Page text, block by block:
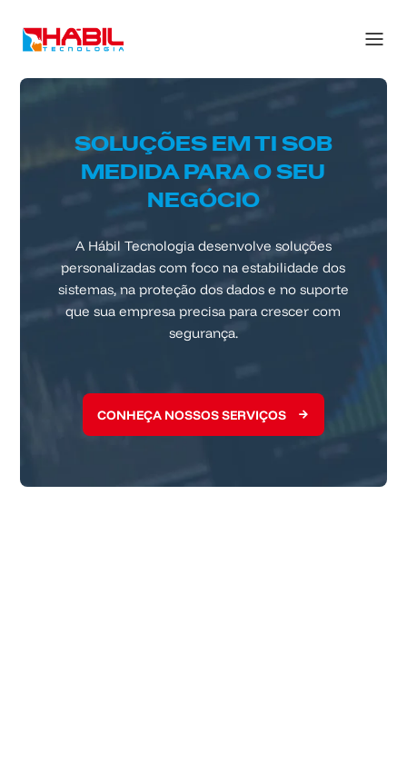
SOLUÇÕES EM TI SOB
MEDIDA PARA O SEU
NEGÓCIO
A Hábil Tecnologia desenvolve soluções
personalizadas com foco na estabilidade dos
sistemas, na proteção dos dados e no suporte
que sua empresa precisa para crescer com
segurança.
CONHEÇA NOSSOS SERVIÇOS